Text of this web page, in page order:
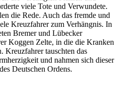
viele Tote und Verwundete.
die Rede. Auch das fremde und
Kreuzfahrer zum Verhängnis. In
Bremer und Lübecker
Koggen Zelte, in die die Kranken
Kreuzfahrer tauschten das
und nahmen sich dieser
Deutschen Ordens.